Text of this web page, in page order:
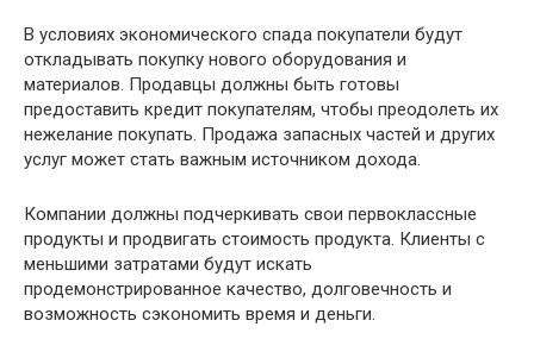
В условиях экономического спада покупатели будут
откладывать покупку нового оборудования и
материалов. Продавцы должны быть готовы
предоставить кредит покупателям, чтобы преодолеть их
нежелание покупать. Продажа запасных частей и других
услуг может стать важным источником дохода.
Компании должны подчеркивать свои первоклассные
продукты и продвигать стоимость продукта. Клиенты с
меньшими затратами будут искать
продемонстрированное качество, долговечность и
возможность сэкономить время и деньги.